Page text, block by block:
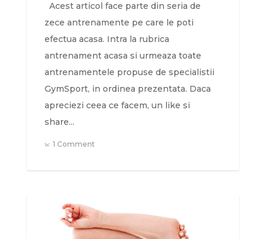
Acest articol face parte din seria de
zece antrenamente pe care le poti
efectua acasa. Intra la rubrica
antrenament acasa si urmeaza toate
antrenamentele propuse de specialistii
GymSport, in ordinea prezentata. Daca
apreciezi ceea ce facem, un like si
share...
1 Comment